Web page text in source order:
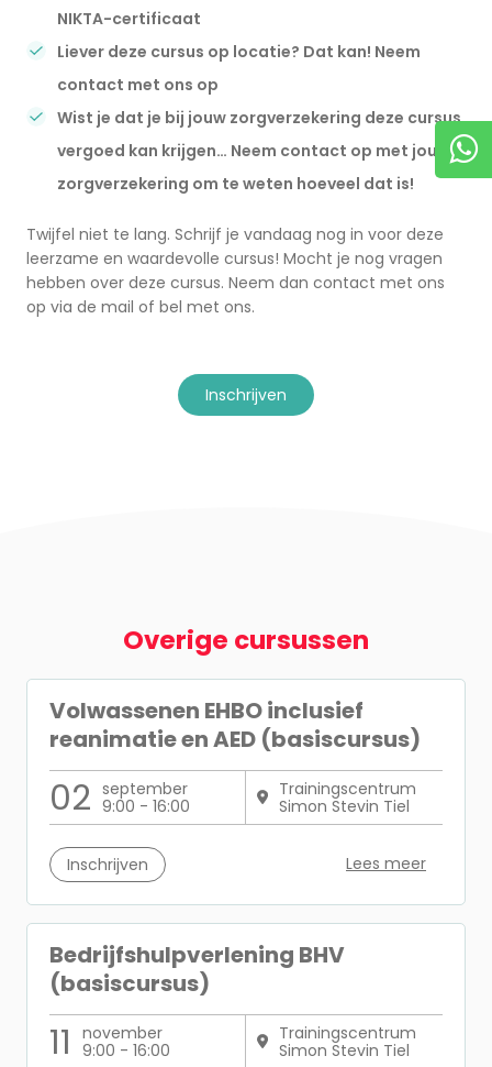
NIKTA-certificaat
Liever deze cursus op locatie? Dat kan! Neem
contact met ons op
Wist je dat je bij jouw zorgverzekering deze cursus
vergoed kan krijgen… Neem contact op met jouw
zorgverzekering om te weten hoeveel dat is!
Twijfel niet te lang. Schrijf je vandaag nog in voor deze
leerzame en waardevolle cursus! Mocht je nog vragen
hebben over deze cursus. Neem dan contact met ons
op via de mail of bel met ons.
inschrijven
Overige cursussen
Volwassenen EHBO inclusief
reanimatie en AED (basiscursus)
02 september
9:00 - 16:00
Trainingscentrum
Simon Stevin Tiel
Inschrijven Lees meer
Bedrijfshulpverlening BHV
(basiscursus)
11
november
9:00 - 16:00
Trainingscentrum
Simon Stevin Tiel